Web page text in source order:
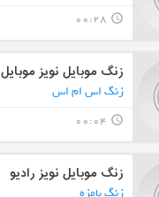
query_builder
00:28
زنگ موبایل نویز موبایل
زنگ اس ام اس
query_builder
00:04
زنگ موبایل نویز رادیو
زنگ بامزه